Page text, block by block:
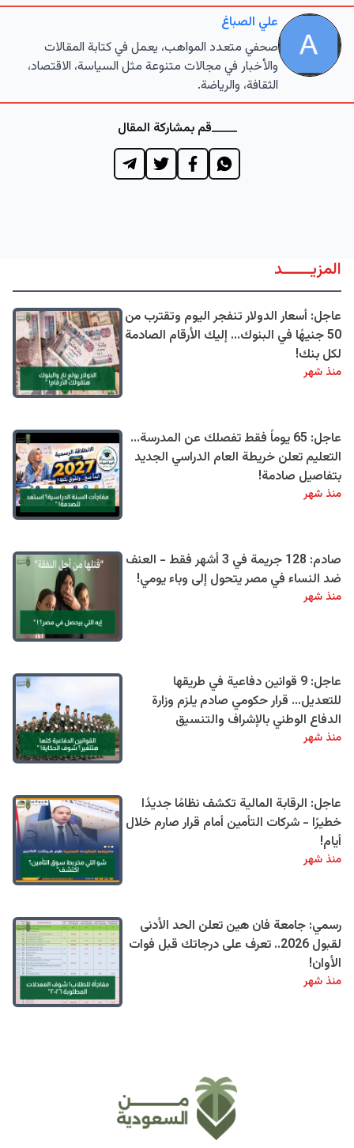
علي الصباغ
صحفي متعدد المواهب، يعمل في كتابة المقالات
والأخبار في مجالات متنوعة مثل السياسة، الاقتصاد،
الثقافة، والرياضة.
قم بمشاركة المقال
المزيــــــد
عاجل: أسعار الدولار تنفجر اليوم وتقترب من
50 جنيهًا في البنوك... إليك الأرقام الصادمة
لكل بنك!
منذ شهر
عاجل: 65 يوماً فقط تفصلك عن المدرسة...
التعليم تعلن خريطة العام الدراسي الجديد
بتفاصيل صادمة!
منذ شهر
صادم: 128 جريمة في 3 أشهر فقط - العنف
ضد النساء في مصر يتحول إلى وباء يومي!
منذ شهر
عاجل: 9 قوانين دفاعية في طريقها
للتعديل… قرار حكومي صادم يلزم وزارة
الدفاع الوطني بالإشراف والتنسيق
منذ شهر
عاجل: الرقابة المالية تكشف نظامًا جديدًا
خطيرًا - شركات التأمين أمام قرار صارم خلال
أيام!
منذ شهر
رسمي: جامعة فان هين تعلن الحد الأدنى
لقبول 2026.. تعرف على درجاتك قبل فوات
الأوان!
منذ شهر